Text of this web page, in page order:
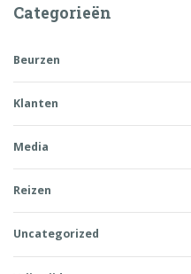
Categorieën
Beurzen
Klanten
Media
Reizen
Uncategorized